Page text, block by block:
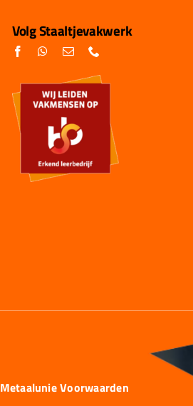
Volg Staaltjevakwerk
Metaalunie Voorwaarden